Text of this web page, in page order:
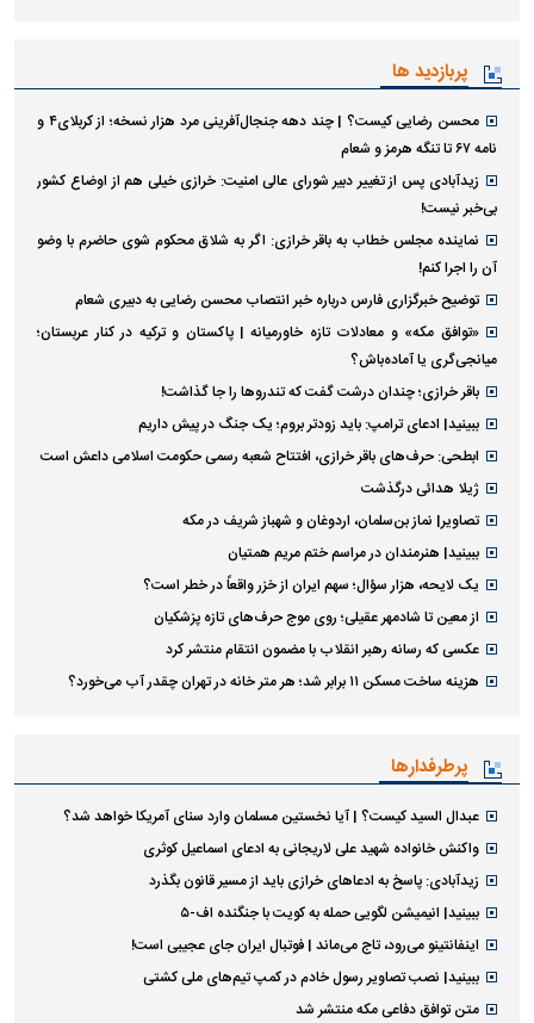
پربازدید ها
محسن رضایی کیست؟ | چند دهه جنجال‌آفرینی مرد هزار نسخه؛ از کربلای۴ و
نامه ۶۷ تا تنگه هرمز و شعام
زیدآبادی پس از تغییر دبیر شورای عالی امنیت: خرازی خیلی هم از اوضاع کشور
بی‌خبر نیست!
نماینده مجلس خطاب به باقر خرازی: اگر به شلاق محکوم شوی حاضرم با وضو
آن را اجرا کنم!
توضیح خبرگزاری فارس درباره خبر انتصاب محسن رضایی به دبیری شعام
«توافق مکه» و معادلات تازه خاورمیانه | پاکستان و ترکیه در کنار عربستان؛
میانجی‌گری یا آماده‌باش؟
باقر خرازی؛ چندان درشت گفت که تندروها را جا گذاشت!
ببینید| ادعای ترامپ: باید زودتر بروم؛ یک جنگ در پیش داریم
ابطحی: حرف‌های باقر خرازی، افتتاح شعبه رسمی حکومت اسلامی داعش است
ژیلا هدائی درگذشت
تصاویر| نماز بن‌سلمان، اردوغان و شهباز شریف در مکه
ببینید| هنرمندان در مراسم ختم مریم همتیان
یک لایحه، هزار سؤال؛ سهم ایران از خزر واقعاً در خطر است؟
از معین تا شادمهر عقیلی؛ روی موج حرف‌های تازه پزشکیان
عکسی که رسانه رهبر انقلاب با مضمون انتقام منتشر کرد
هزینه ساخت مسکن ۱۱ برابر شد؛ هر متر خانه در تهران چقدر آب می‌خورد؟
پرطرفدارها
عبدال السید کیست؟ | آیا نخستین مسلمان وارد سنای آمریکا خواهد شد؟
واکنش خانواده شهید علی لاریجانی به ادعای اسماعیل کوثری
زیدآبادی: پاسخ به ادعا‌های خرازی باید از مسیر قانون بگذرد
ببینید| انیمیشن لگویی حمله به کویت با جنگنده اف-۵
اینفانتینو می‌رود، تاج می‌ماند | فوتبال ایران جای عجیبی است!
ببینید| نصب تصاویر رسول خادم در کمپ تیم‌های ملی کشتی
متن توافق دفاعی مکه منتشر شد